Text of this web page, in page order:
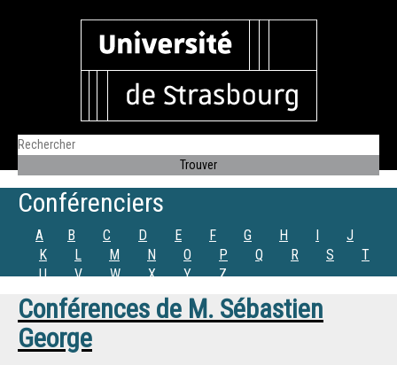
Conférenciers
A B C D E F G H I
J
K
L M N O P Q R S
T
U
V W X Y Z
Conférences de M. Sébastien
George